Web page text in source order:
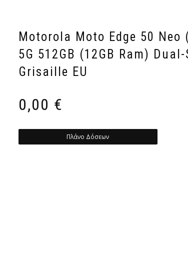
Motorola Moto Edge 50 Neo
5G 512GB (12GB Ram)
Grisaille EU
0,00 €
Πλάνο Δόσεων